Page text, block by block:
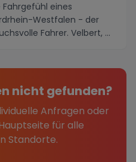
Fahrgefühl eines
Westfalen - der
Fahrer. Velbert, ...
nicht gefunden?
Anfragen oder
für alle
Standorte.